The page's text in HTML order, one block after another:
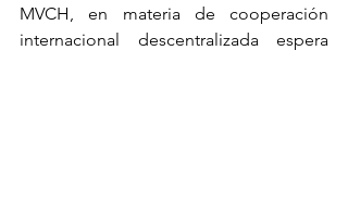
MVCH, en materia de cooperación
internacional descentralizada espera